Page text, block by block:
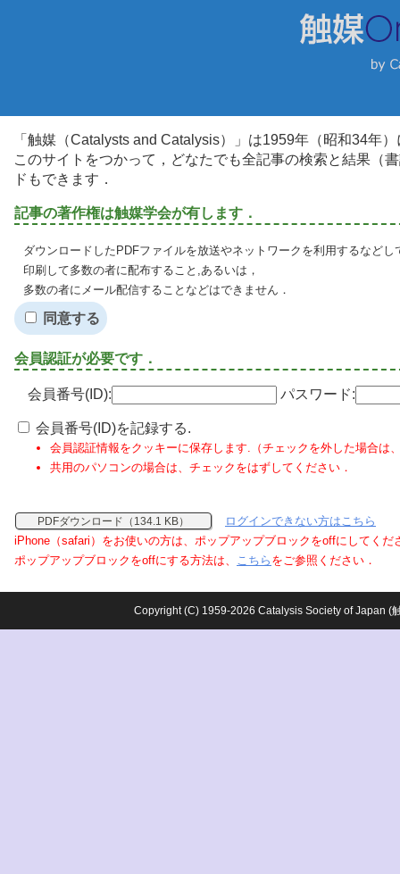
「触媒（Catalysts and Catalysis）」は1959年（昭和34年
このサイトをつかって，どなたでも全記事の検索と結果（
ドもできます．
記事の著作権は触媒学会が有します．
ダウンロードしたPDFファイルを放送やネットワークを利用するなど
印刷して多数の者に配布すること,あるいは，
多数の者にメール配信することなどはできません．
同意する
会員認証が必要です．
会員番号(ID): パスワード:
会員番号(ID)を記録する.
会員認証情報をクッキーに保存します.（チェックを外した場合は
共用のパソコンの場合は、チェックをはずしてください．
PDFダウンロード（134.1 KB）
ログインできない方はこちら
iPhone（safari）をお使いの方は、ポップアップブロックをoffにしてくだ
ポップアップブロックをoffにする方法は、 こちら をご参照ください．
Copyright (C) 1959-2026 Catalysis Society of Japan (